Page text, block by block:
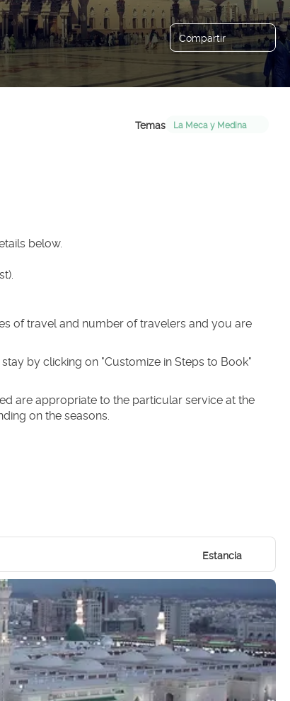
Compartir
Temas La Meca y Medina
below.
of travel and number of travelers and you are
by clicking on "Customize in Steps to Book"
are appropriate to the particular service at the
on the seasons.
Estancia